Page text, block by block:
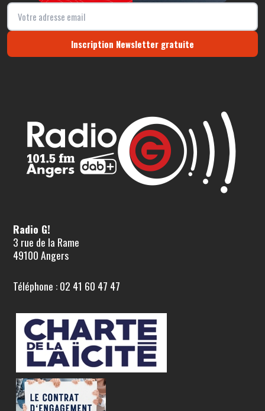
Inscription Newsletter gratuite
Radio G!
3 rue de la Rame
49100 Angers
Téléphone : 02 41 60 47 47